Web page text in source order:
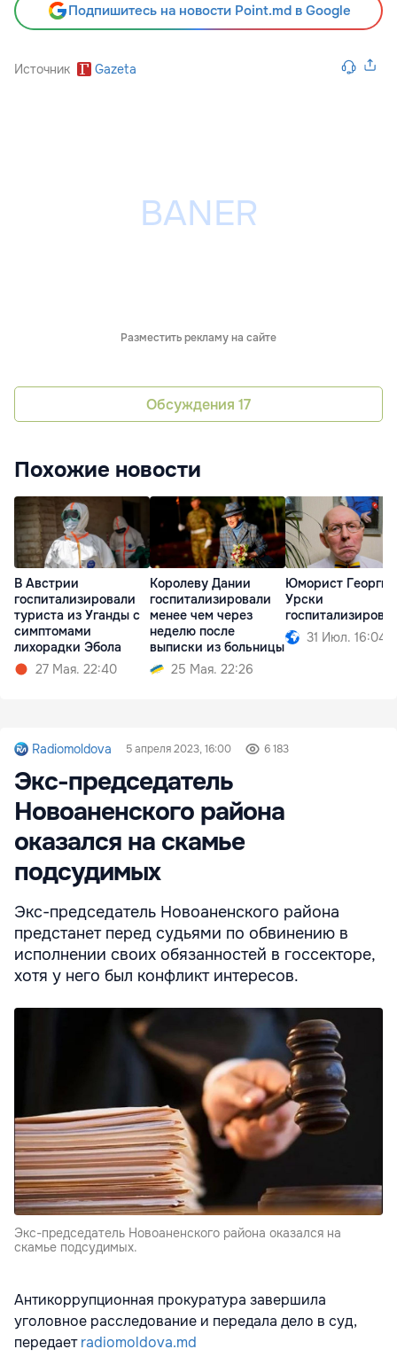
Подпишитесь на новости Point.md в Google
Источник Gazeta
Разместить рекламу на сайте
Обсуждения 17
Похожие новости
В Австрии
госпитализировали
туриста из Уганды с
симптомами
лихорадки Эбола
27 Мая. 22:40
Королеву Дании
госпитализировали
менее чем через
неделю после
выписки из больницы
25 Мая. 22:26
Юморист Георгий
Урски
31 Июл. 16:04
Radiomoldova 5 апреля 2023, 16:00 6 183
Экс-председатель
Новоаненского района
оказался на скамье
подсудимых
Экс-председатель Новоаненского района
предстанет перед судьями по обвинению в
исполнении своих обязанностей в госсекторе,
хотя у него был конфликт интересов.
Экс-председатель Новоаненского района оказался на
скамье подсудимых.
Антикоррупционная прокуратура завершила
уголовное расследование и передала дело в суд,
передаетradiomoldova.md